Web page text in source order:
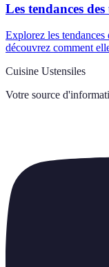
Les tendances
Explorez les tendances
découvrez comment
Cuisine Ustensiles
Votre source